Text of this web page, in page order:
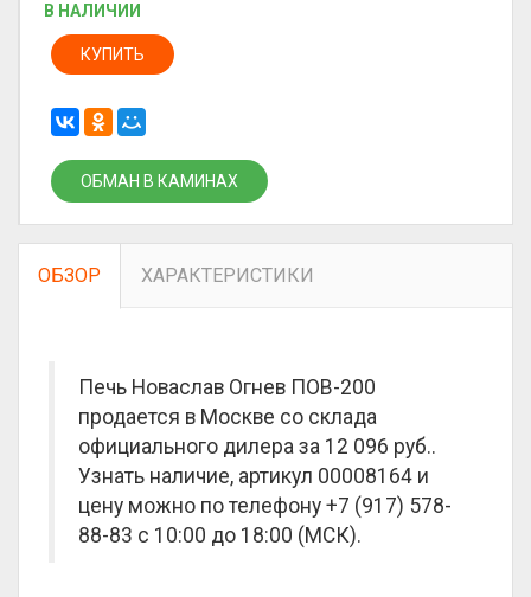
В НАЛИЧИИ
КУПИТЬ
ОБМАН В КАМИНАХ
ОБЗОР ХАРАКТЕРИСТИКИ
Печь Новаслав Огнев ПОВ-200
продается в Москве со склада
официального дилера за 12 096 руб..
Узнать наличие, артикул 00008164 и
цену можно по телефону +7 (917) 578-
88-83 с 10:00 до 18:00 (МСК).